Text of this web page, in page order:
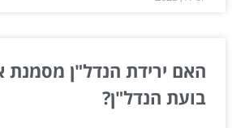
האם ירידת הנדל"ן מסמנת
בועת הנדל"ן?